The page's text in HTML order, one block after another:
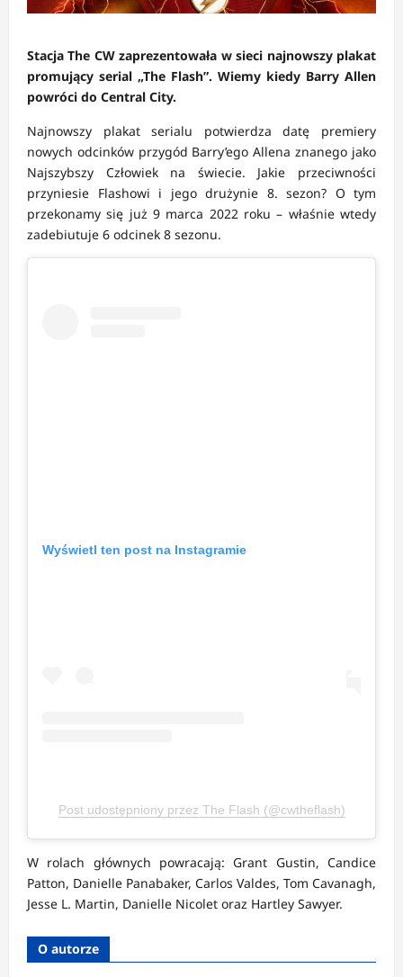
Stacja The CW zaprezentowała w sieci najnowszy plakat
promujący serial „The Flash”. Wiemy kiedy Barry Allen
powróci do Central City.
Najnowszy plakat serialu potwierdza datę premiery
nowych odcinków przygód Barry’ego Allena znanego jako
Najszybszy Człowiek na świecie. Jakie przeciwności
przyniesie Flashowi i jego drużynie 8. sezon? O tym
przekonamy się już 9 marca 2022 roku – właśnie wtedy
zadebiutuje 6 odcinek 8 sezonu.
Wyświetl ten post na Instagramie
Post udostępniony przez The Flash (@cwtheflash)
W rolach głównych powracają: Grant Gustin, Candice
Patton, Danielle Panabaker, Carlos Valdes, Tom Cavanagh,
Jesse L. Martin, Danielle Nicolet oraz Hartley Sawyer.
O autorze